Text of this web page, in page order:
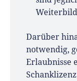
Darüber
notwendig,
Erlaubnisse